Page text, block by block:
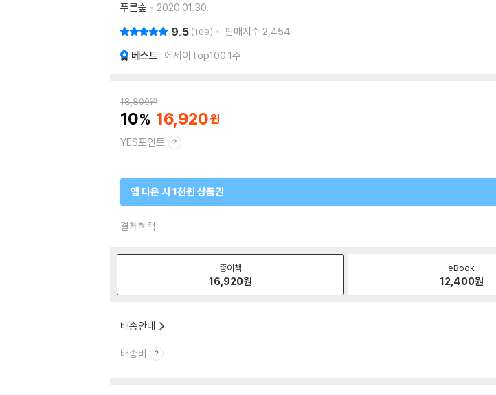
푸른숲
2020.01.30.
9.5 109 판매지수 2,454
베스트 에세이 top100 1주
18,800원
10 16,920
YES포인트
앱 다운 시 1천원 상품권
결제혜택
종이책
16,920원
eBook
12,400원
배송안내
배송비